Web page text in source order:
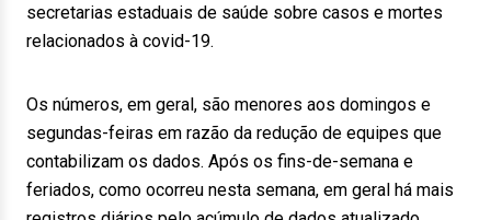
secretarias estaduais de saúde sobre casos e mortes
relacionados à covid-19.
Os números, em geral, são menores aos domingos e
segundas-feiras em razão da redução de equipes que
contabilizam os dados. Após os fins-de-semana e
feriados, como ocorreu nesta semana, em geral há mais